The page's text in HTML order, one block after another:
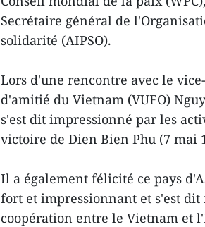
Secrétaire général de
solidarité (AIPSO).
Lors d'une rencontre avec le
d'amitié du Vietnam (VUFO)
s'est dit impressionné par les
victoire de Dien Bien Phu (7 mai
Il a également félicité ce pays
fort et impressionnant et s'est
coopération entre le Vietnam et